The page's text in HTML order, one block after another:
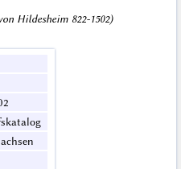
Hildesheim 822-1502)